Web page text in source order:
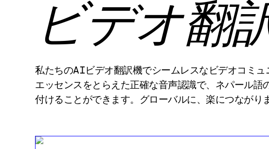
ビデオ翻
私たちのAIビデオ翻訳機でシームレスなビデオコミ
エッセンスをとらえた正確な音声認識で、ネパール
付けることができます。グローバルに、楽につながり